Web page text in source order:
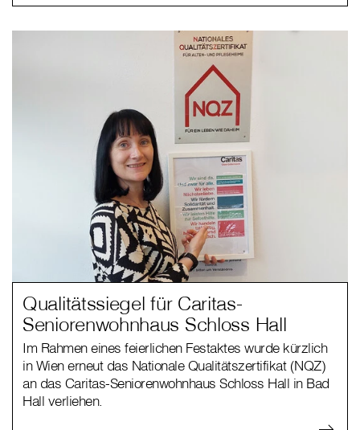
Qualitätssiegel für Caritas-
Seniorenwohnhaus Schloss Hall
Im Rahmen eines feierlichen Festaktes wurde kürzlich
in Wien erneut das Nationale Qualitätszertifikat (NQZ)
an das Caritas-Seniorenwohnhaus Schloss Hall in Bad
Hall verliehen.